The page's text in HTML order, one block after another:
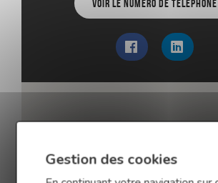
Voir le numéro de téléphone
Gestion des cookies